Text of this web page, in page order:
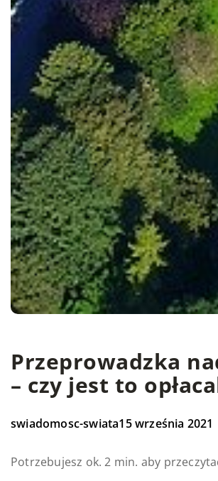
Przeprowadzka
– czy jest to
swiadomosc-swiata15 września 2021
Potrzebujesz ok. 2 min. aby